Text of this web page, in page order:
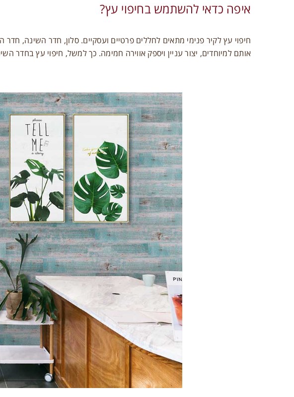
איפה כדאי להשתמש בחיפוי עץ?
חיפוי עץ לקיר פנימי מתאים לחללים פרטיים ועסקיים. סלון, חדר השינה, חדר
אותם למיוחדים, יצור עניין ויספק אווירה חמימה. כך למשל, חיפוי עץ בחדר